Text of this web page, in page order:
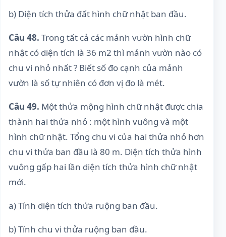
b) Diện tích thửa đất hình chữ nhật ban đầu.
Câu 48. Trong tất cả các mảnh vườn hình chữ
nhật có diện tích là 36 m2 thì mảnh vườn nào có
chu vi nhỏ nhất ? Biết số đo cạnh của mảnh
vườn là số tự nhiên có đơn vị đo là mét.
Câu 49. Một thửa mộng hình chữ nhật được chia
thành hai thửa nhỏ : một hình vuông và một
hình chữ nhật. Tổng chu vi của hai thửa nhỏ hơn
chu vi thửa ban đầu là 80 m. Diện tích thửa hình
vuông gấp hai lần diện tích thửa hình chữ nhật
mới.
a) Tính diện tích thửa ruộng ban đầu.
b) Tính chu vi thửa ruộng ban đầu.